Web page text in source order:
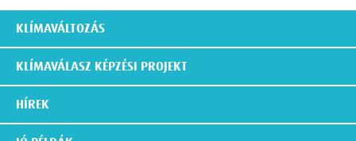
KLÍMAVÁLTOZÁS
KLÍMAVÁLASZ KÉPZÉSI PROJEKT
HÍREK